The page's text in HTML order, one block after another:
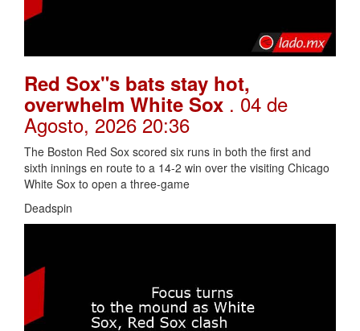
Red Sox"s bats stay hot,
overwhelm White Sox . 04 de
Agosto, 2026 20:36
The Boston Red Sox scored six runs in both the first and
sixth innings en route to a 14-2 win over the visiting Chicago
White Sox to open a three-game
Deadspin